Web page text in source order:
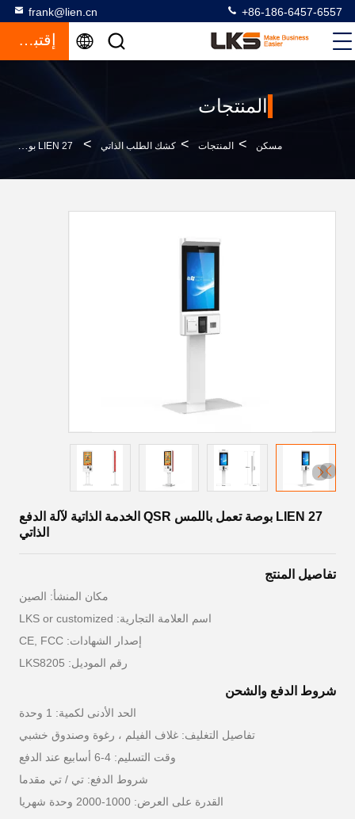
frank@lien.cn +86-186-6457-6557
إقتباس
المنتجات
مسكن > المنتجات > كشك الطلب الذاتي > LIEN 27 بوصة تعمل باللمس QSR الخدمة الذاتية لآلة الدفع الذاتي
LIEN 27 بوصة تعمل باللمس QSR الخدمة الذاتية لآلة الدفع
الذاتي
تفاصيل المنتج
مكان المنشأ: الصين
اسم العلامة التجارية: LKS or customized
إصدار الشهادات: CE, FCC
رقم الموديل: LKS8205
شروط الدفع والشحن
الحد الأدنى لكمية: 1 وحدة
تفاصيل التغليف: غلاف الفيلم ، رغوة وصندوق خشبي
وقت التسليم: 4-6 أسابيع عند الدفع
شروط الدفع: تي / تي مقدما
القدرة على العرض: 1000-2000 وحدة شهريا